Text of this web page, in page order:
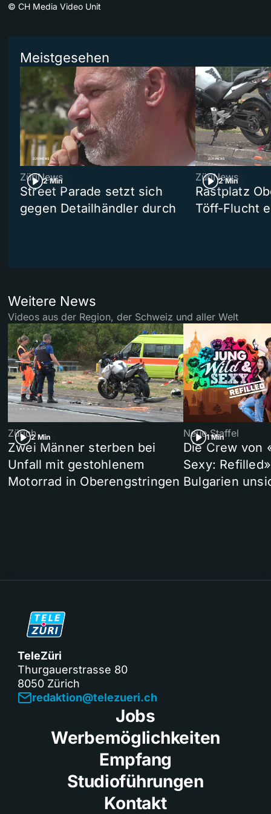
© CH Media Video Unit
Meistgesehen
2 Min
ZüriNews
Street Parade setzt sich
gegen Detailhändler durch
2 Min
ZüriNews
Rastplatz
Töff-Flucht
Weitere News
Videos aus der Region, der Schweiz und aller Welt
2 Min
Zürich
Zwei Männer sterben bei
Unfall mit gestohlenem
Motorrad in Oberengstringen
1 Min
Neue Staffel
Die Crew von
Sexy:
Bulgarien
TeleZüri
Thurgauerstrasse 80
8050 Zürich
redaktion@telezueri.ch
Jobs
Werbemöglichkeiten
Empfang
Studioführungen
Kontakt